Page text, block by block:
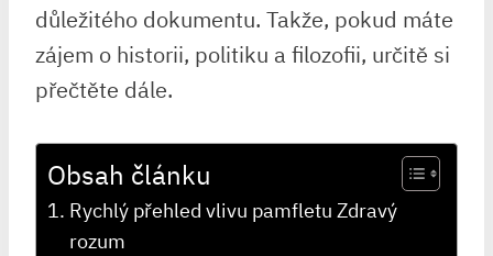
důležitého dokumentu. Takže, pokud máte
zájem o historii, politiku a filozofii, určitě si
přečtěte dále.
Obsah článku
Rychlý přehled vlivu pamfletu Zdravý
rozum